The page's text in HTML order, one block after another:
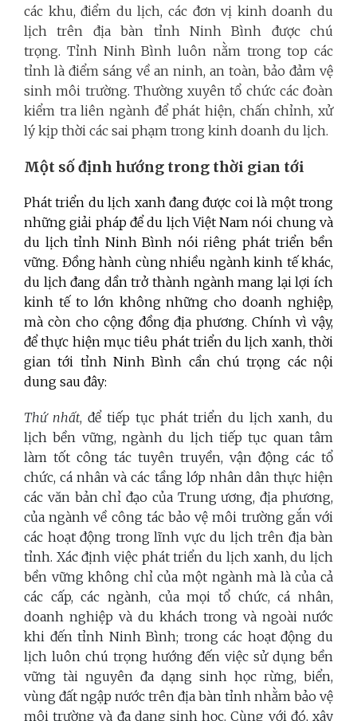
các khu, điểm du lịch, các đơn vị kinh doanh du
lịch trên địa bàn tỉnh Ninh Bình được chú
trọng. Tỉnh Ninh Bình luôn nằm trong top các
tỉnh là điểm sáng về an ninh, an toàn, bảo đảm vệ
sinh môi trường. Thường xuyên tổ chức các đoàn
kiểm tra liên ngành để phát hiện, chấn chỉnh, xử
lý kịp thời các sai phạm trong kinh doanh du lịch.
Một số định hướng trong thời gian tới
Phát triển du lịch xanh đang được coi là một trong
những giải pháp để du lịch Việt Nam nói chung và
du lịch tỉnh Ninh Bình nói riêng phát triển bền
vững. Đồng hành cùng nhiều ngành kinh tế khác,
du lịch đang dần trở thành ngành mang lại lợi ích
kinh tế to lớn không những cho doanh nghiệp,
mà còn cho cộng đồng địa phương. Chính vì vậy,
để thực hiện mục tiêu phát triển du lịch xanh, thời
gian tới tỉnh Ninh Bình cần chú trọng các nội
dung sau đây:
Thứ nhất, để tiếp tục phát triển du lịch xanh, du
lịch bền vững, ngành du lịch tiếp tục quan tâm
làm tốt công tác tuyên truyền, vận động các tổ
chức, cá nhân và các tầng lớp nhân dân thực hiện
các văn bản chỉ đạo của Trung ương, địa phương,
của ngành về công tác bảo vệ môi trường gắn với
các hoạt động trong lĩnh vực du lịch trên địa bàn
tỉnh. Xác định việc phát triển du lịch xanh, du lịch
bền vững không chỉ của một ngành mà là của cả
các cấp, các ngành, của mọi tổ chức, cá nhân,
doanh nghiệp và du khách trong và ngoài nước
khi đến tỉnh Ninh Bình; trong các hoạt động du
lịch luôn chú trọng hướng đến việc sử dụng bền
vững tài nguyên đa dạng sinh học rừng, biển,
vùng đất ngập nước trên địa bàn tỉnh nhằm bảo vệ
môi trường và đa dạng sinh học. Cùng với đó, xây